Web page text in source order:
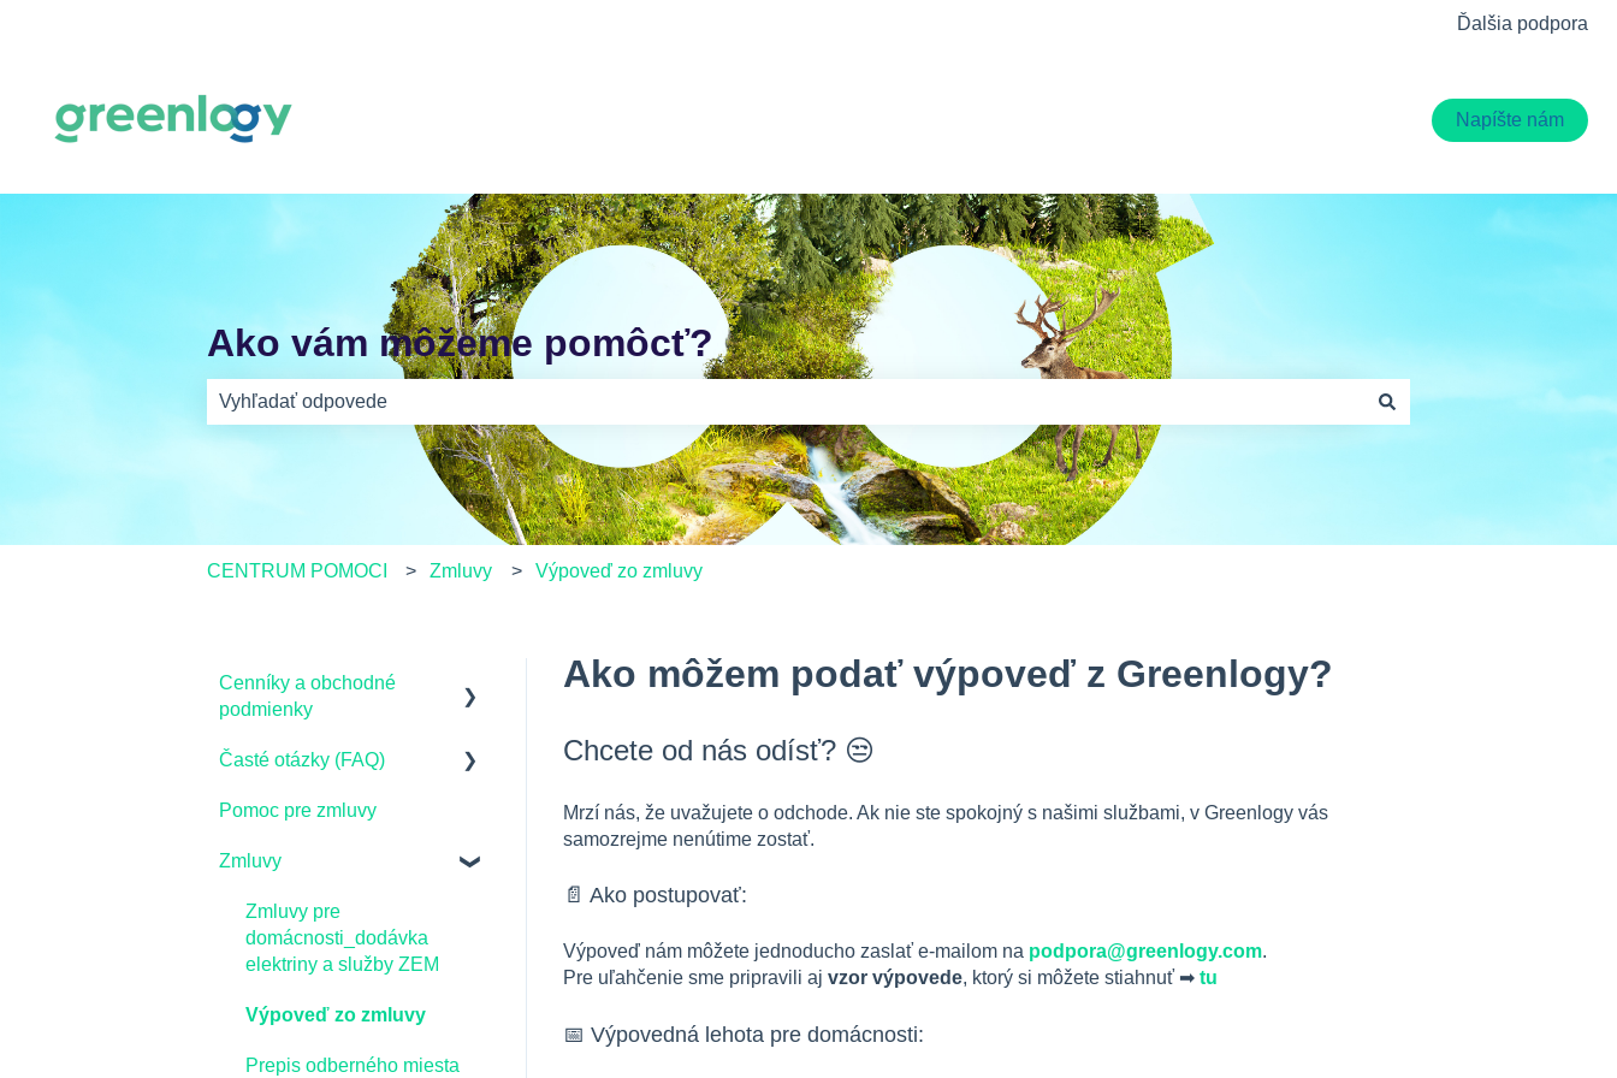
Ďalšia podpora
Napíšte nám
Ako vám môžeme pomôcť?
Neexistujú žiadne návrhy, pretože je pole vyhľadávania prázdne.
CENTRUM POMOCI Zmluvy Výpoveď zo zmluvy
Ako môžem podať výpoveď z Greenlogy?
Chcete od nás odísť? 😒
Mrzí nás, že uvažujete o odchode. Ak nie ste spokojný s našimi službami, v Greenlogy vás
samozrejme nenútime zostať.
📄 Ako postupovať:
Výpoveď nám môžete jednoducho zaslať e-mailom na podpora@greenlogy.com.
Pre uľahčenie sme pripravili aj vzor výpovede, ktorý si môžete stiahnuť ➡ tu
📅 Výpovedná lehota pre domácnosti:
Cenníky a obchodné
podmienky
Domácnosti - Cenníky a
Cenníky a Obchodné
Rozhodnutia Úradu pre
reguláciu sieťových
Časté otázky (FAQ)
Virtuálna batéria
Vysvetlenie fakturácie pre
GreenShare
Pomoc pre zmluvy
Zmluvy
Zmluvy pre
domácnosti_dodávka
elektriny a služby ZEM
Výpoveď zo zmluvy
Prepis odberného miesta